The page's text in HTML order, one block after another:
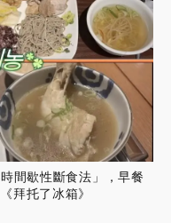
間歇性斷食法」，早餐
拜托了冰箱》